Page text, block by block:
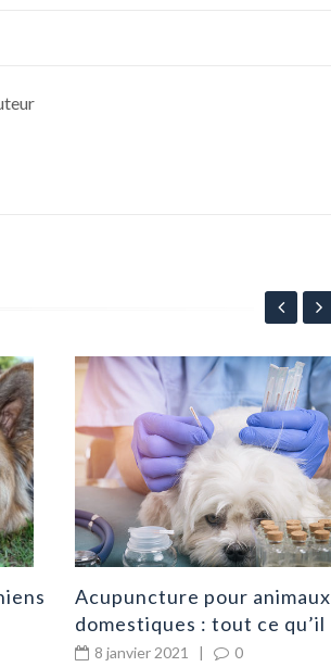
Acupuncture pour animaux
domestiques : tout ce qu’il
faut savoir
8 janvier 2021 | 0